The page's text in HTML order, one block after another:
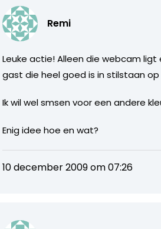
Remi
Leuke actie! Alleen die webcam
gast die heel goed is in stilstaan op
Ik wil wel smsen voor een andere
Enig idee hoe en wat?
10 december 2009 om 07:26